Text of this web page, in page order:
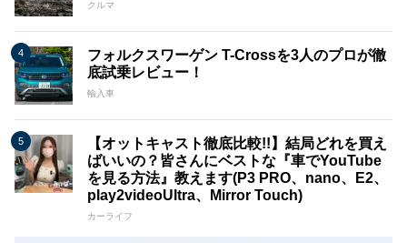
クルマ
フォルクスワーゲン T-Crossを3人のプロが徹
底試乗レビュー！
輸入車
【オットキャスト徹底比較!!】結局どれを買え
ばいいの？皆さんにベストな『車でYouTube
を見る方法』教えます(P3 PRO、nano、E2、
play2videoUltra、Mirror Touch)
カーライフ